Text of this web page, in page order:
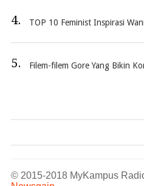
4. TOP 10 Feminist Inspirasi
5. Filem-filem Gore Yang Bikin
© 2015-2018 MyKampus